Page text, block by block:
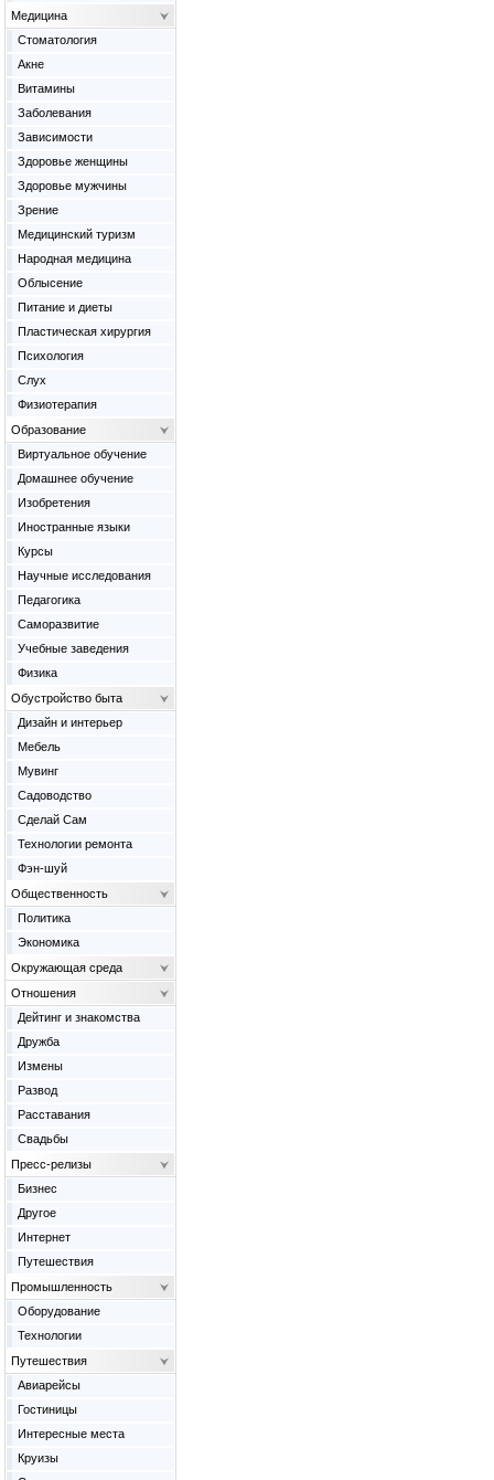
Медицина
Cтоматология
Акне
Витамины
Заболевания
Зависимости
Здоровье женщины
Здоровье мужчины
Зрение
Медицинский туризм
Народная медицина
Облысение
Питание и диеты
Пластическая хирургия
Психология
Слух
Физиотерапия
Образование
Виртуальное обучение
Домашнее обучение
Изобретения
Иностранные языки
Курсы
Научные исследования
Педагогика
Саморазвитие
Учебные заведения
Физика
Обустройство быта
Дизайн и интерьер
Мебель
Мувинг
Садоводство
Сделай Сам
Технологии ремонта
Фэн-шуй
Общественность
Политика
Экономика
Окружающая среда
Отношения
Дейтинг и знакомства
Дружба
Измены
Развод
Расставания
Свадьбы
Пресс-релизы
Бизнес
Другое
Интернет
Путешествия
Промышленность
Оборудование
Технологии
Путешествия
Авиарейсы
Гостиницы
Интересные места
Круизы